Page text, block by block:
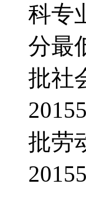
科专
分最
批社
批劳